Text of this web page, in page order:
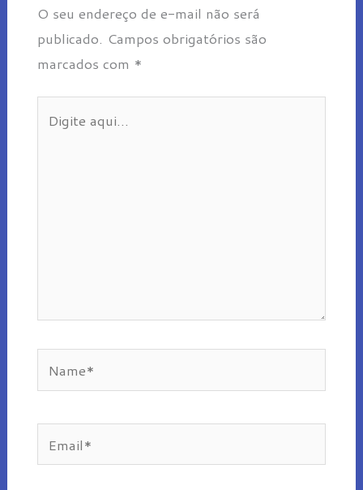
O seu endereço de e-mail não será
publicado. Campos obrigatórios são
marcados com *
aqui...